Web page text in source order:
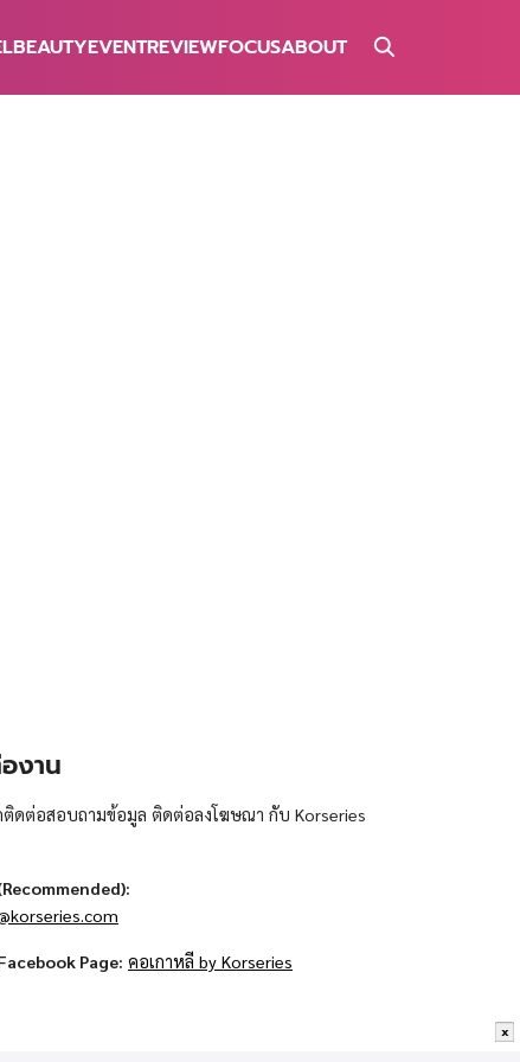
x
BEAUTYEVENTREVIEWFOCUSABOUT
งาน
ติดต่อสอบถามข้อมูล ติดต่อลงโฆษณา กับ Korseries
Page: คอเกาหลี by Korseries